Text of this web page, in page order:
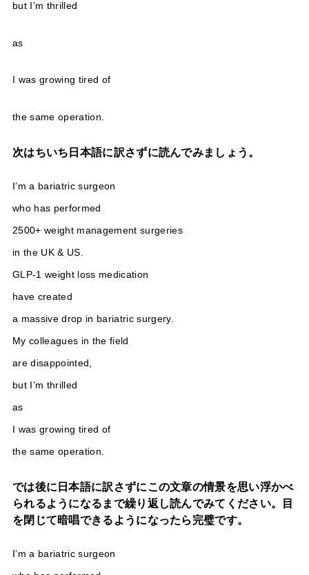
but I’m thrilled
as
I was growing tired of
the same operation.
次はちいち日本語に訳さずに読んでみましょう。
I’m a bariatric surgeon
who has performed
2500+ weight management surgeries
in the UK & US.
GLP-1 weight loss medication
have created
a massive drop in bariatric surgery.
My colleagues in the field
are disappointed,
but I’m thrilled
as
I was growing tired of
the same operation.
では後に日本語に訳さずにこの文章の情景を思い浮かべ
られるようになるまで繰り返し読んでみてください。目
を閉じて暗唱できるようになったら完璧です。
I’m a bariatric surgeon